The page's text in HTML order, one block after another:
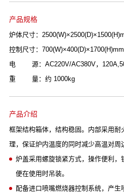
产品规格
炉体尺寸：
控制尺寸：700(W)×400(D)×1700(H)mm
电 源：AC220V/AC380V，
重 量：约 1000kg
产品介绍
框架结构箱体，结构稳固。内部采用耐
理，保证炉内温度的同时减少高温对周
炉盖采用螺旋锁紧方式，操作便利
便在使用时吊装。
配备进口喷嘴燃烧器控制系统，产生